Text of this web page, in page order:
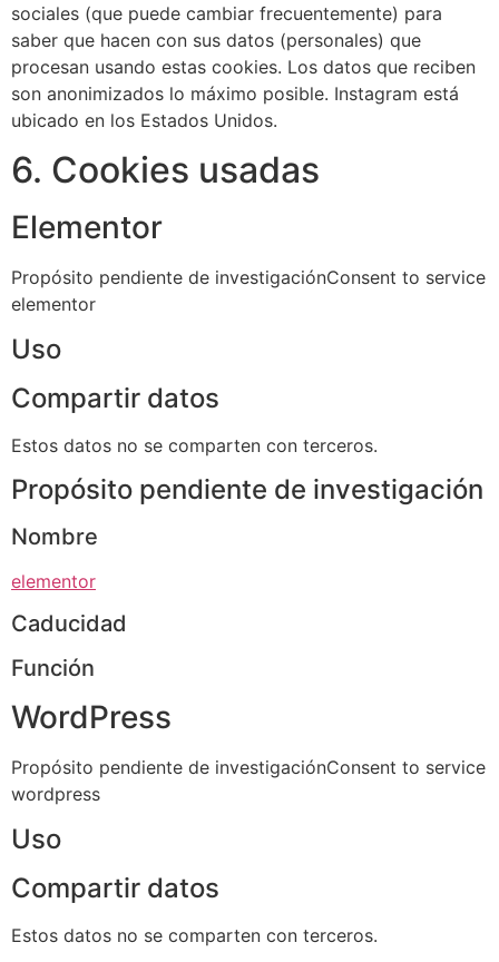
sociales (que puede cambiar frecuentemente) para
saber que hacen con sus datos (personales) que
procesan usando estas cookies. Los datos que reciben
son anonimizados lo máximo posible. Instagram está
ubicado en los Estados Unidos.
6. Cookies usadas
Elementor
Propósito pendiente de investigaciónConsent to service
elementor
Uso
Compartir datos
Estos datos no se comparten con terceros.
Propósito pendiente de investigación
Nombre
elementor
Caducidad
Función
WordPress
Propósito pendiente de investigaciónConsent to service
wordpress
Uso
Compartir datos
Estos datos no se comparten con terceros.